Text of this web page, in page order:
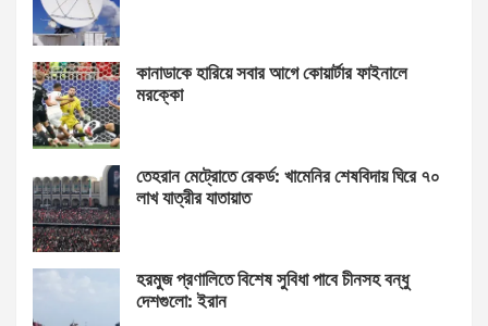
কানাডাকে হারিয়ে সবার আগে কোয়ার্টার ফাইনালে
মরক্কো
তেহরান মেট্রোতে রেকর্ড: খামেনির শেষবিদায় ঘিরে ৭০
লাখ যাত্রীর যাতায়াত
হরমুজ প্রণালিতে বিশেষ সুবিধা পাবে চীনসহ বন্ধু
দেশগুলো: ইরান